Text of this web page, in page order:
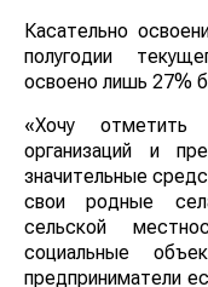
Касательно
полугодии
освоено лишь 27%
«Хочу отметить
организаций и
значительные
свои родные
сельской
социальные
предприниматели